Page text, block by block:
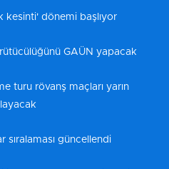
kesinti' dönemi başlıyor
GAÜN yapacak
turu rövanş maçları yarın
sıralaması güncellendi